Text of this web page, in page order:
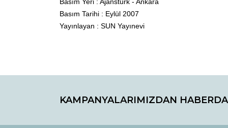
Basım Tarihi : Eylül 2007
Yayınlayan : SUN Yayınevi
Görüş ve önerileriniz için teşekkür ederiz.
Ürün resmi kalitesiz, bozuk veya
KAMPANYALARIMIZDAN